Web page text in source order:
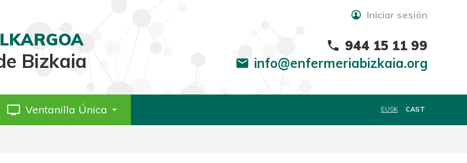
Iniciar sesión
Bizkaia
phone 944 15 11 99
mail info@enfermeriabizkaia.org
personal_video Ventanilla Única EUSK CAST